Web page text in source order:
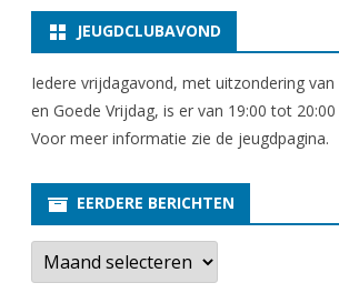
JEUGDCLUBAVOND
Iedere vrijdagavond, met uitzondering
en Goede Vrijdag, is er van 19:00 tot
Voor meer informatie zie de jeugdpagina.
EERDERE BERICHTEN
E
r